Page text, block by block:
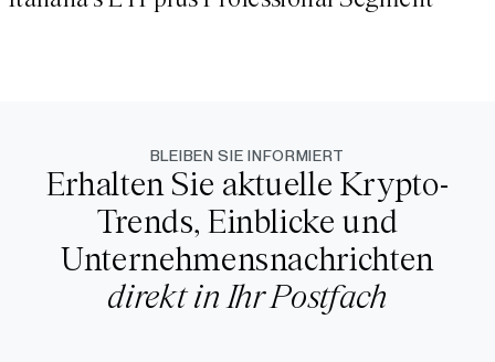
BLEIBEN SIE INFORMIERT
Erhalten Sie aktuelle Krypto-
Trends, Einblicke und
Unternehmensnachrichten
direkt in Ihr Postfach